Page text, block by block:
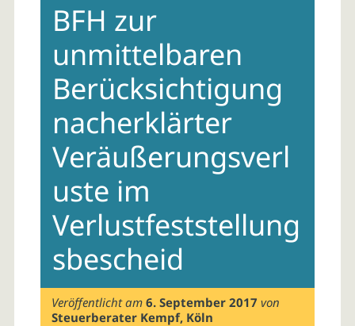
contentBFH zur
unmittelbaren
Berücksichtigung
nacherklärter
Veräußerungsverl
uste im
Verlustfeststellung
sbescheid
Veröffentlicht am6. September 2017 von
Steuerberater Kempf, Köln